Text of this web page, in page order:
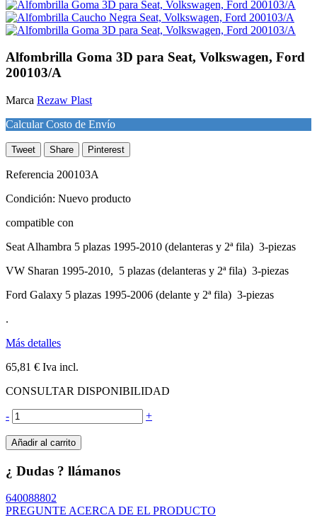
Alfombrilla Goma 3D para Seat, Volkswagen, Ford
200103/A
Marca Rezaw Plast
Calcular Costo de Envío
Tweet Share Pinterest
Referencia 200103A
Condición: Nuevo producto
compatible con
Seat Alhambra 5 plazas 1995-2010 (delanteras y 2ª fila) 3-piezas
VW Sharan 1995-2010, 5 plazas (delanteras y 2ª fila) 3-piezas
Ford Galaxy 5 plazas 1995-2006 (delante y 2ª fila) 3-piezas
.
Más detalles
65,81 € Iva incl.
CONSULTAR DISPONIBILIDAD
- +
Añadir al carrito
¿ Dudas ? llámanos
640088802
PREGUNTE ACERCA DE EL PRODUCTO